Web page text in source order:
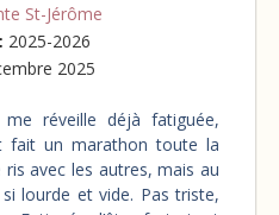
St-Jérôme
2025-2026
2025
réveille déjà fatiguée,
fait un marathon toute la
avec les autres, mais au
lourde et vide. Pas triste,